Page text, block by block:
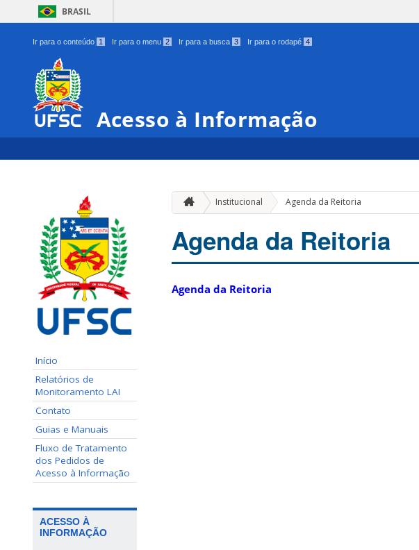
BRASIL
Ir para o conteúdo 1 Ir para o menu 2 Ir para a busca 3 Ir para o rodapé 4
Acesso à Informação
Início
Relatórios de
Monitoramento LAI
Contato
Guias e Manuais
Fluxo de Tratamento
dos Pedidos de
Acesso à Informação
ACESSO À
INFORMAÇÃO
Institucional Agenda da Reitoria
Agenda da Reitoria
Agenda da Reitoria